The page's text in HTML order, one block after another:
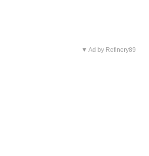
▼ Ad by Refinery89